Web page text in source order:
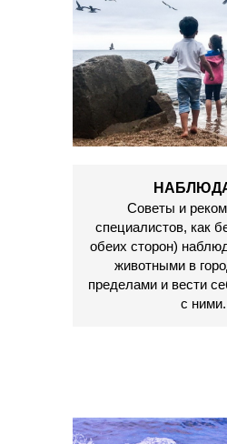
Советы и
специалистов, как
обеих сторон)
животными в
пределами и вести
с ними.